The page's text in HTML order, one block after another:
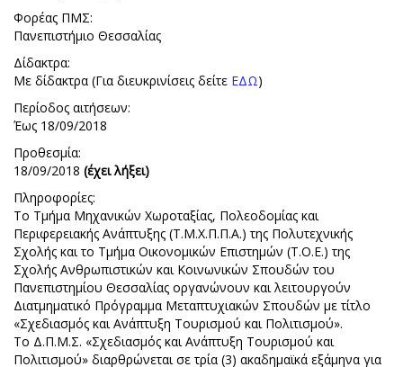
Φορέας ΠΜΣ:
Πανεπιστήμιο Θεσσαλίας
Δίδακτρα:
Με δίδακτρα (Για διευκρινίσεις δείτε ΕΔΩ)
Περίοδος αιτήσεων:
Έως 18/09/2018
Προθεσμία:
18/09/2018 (έχει λήξει)
Πληροφορίες:
Το Τμήμα Μηχανικών Χωροταξίας, Πολεοδομίας και
Περιφερειακής Ανάπτυξης (Τ.Μ.Χ.Π.Π.Α.) της Πολυτεχνικής
Σχολής και το Τμήμα Οικονομικών Επιστημών (Τ.Ο.Ε.) της
Σχολής Ανθρωπιστικών και Κοινωνικών Σπουδών του
Πανεπιστημίου Θεσσαλίας οργανώνουν και λειτουργούν
Διατμηματικό Πρόγραμμα Μεταπτυχιακών Σπουδών με τίτλο
«Σχεδιασμός και Ανάπτυξη Τουρισμού και Πολιτισμού».
Το Δ.Π.Μ.Σ. «Σχεδιασμός και Ανάπτυξη Τουρισμού και
Πολιτισμού» διαρθρώνεται σε τρία (3) ακαδημαϊκά εξάμηνα για